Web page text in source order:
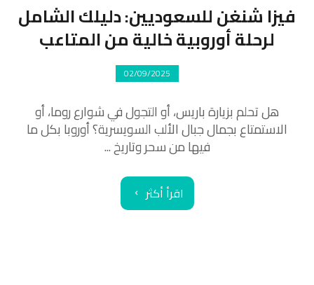
فيزا شنغن للسعوديين: دليلك الشامل
لرحلة أوروبية خالية من المتاعب
02/09/2025
هل تحلم بزيارة باريس، أو التجول في شوارع روما، أو
الاستمتاع بجمال جبال الألب السويسرية؟ أوروبا بكل ما
فيها من سحر وتاريخ ...
اقرأ أكثر